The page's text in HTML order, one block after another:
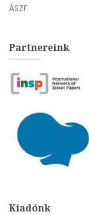
ÁSZF
Partnereink
Kiadónk